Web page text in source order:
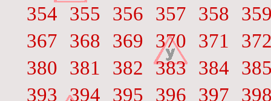
354
355 356 357 358
367
368 369 370 371
380
381 382 383 384
393 394 395 396 397